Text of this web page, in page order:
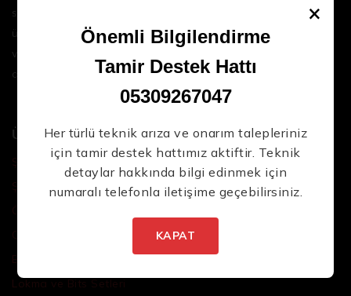
sektördeki en son teknolojileri ve yüksek kaliteli
ürünleri bir araya getirerek iş süreçlerinizi daha
verimli ve sorunsuz hale getirmenize yardımcı
oluyoruz.
Ürünler
Şarjlı El Aletleri
Şarjlı Led Lambalar
Özel Tasarım El Aletleri
Cırcır Kolları
Batarya ve Adaptörler
Lokma ve Bits Setleri
×
Önemli Bilgilendirme
Tamir Destek Hattı
05309267047
Her türlü teknik arıza ve onarım talepleriniz
için tamir destek hattımız aktiftir. Teknik
detaylar hakkında bilgi edinmek için
numaralı telefonla iletişime geçebilirsiniz.
KAPAT